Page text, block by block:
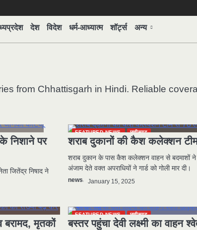
देश विदेश धर्म-आध्यात्म शॉर्ट्स अन्य
from Chhattisgarh in Hindi. Reliable
निशाने पर
जितेंद्र निषाद ने
FEATURED NEWS छत्तीसगढ़
शराब दुकानों की कैश कलेक्शन
शराब दुकान के पास कैश कलेक्शन वाहन से बदमाशों
अंजाम देते वक्त अपराधियों ने गार्ड को गोली मार दी।
news January 15, 2025
मृतकों
FEATURED NEWS छत्तीसगढ़
बस्तर पहुंचा देवी लक्ष्मी का वाहन